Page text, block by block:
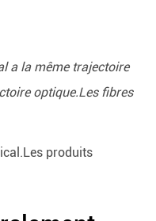
a la même trajectoire
optique.Les fibres
produits